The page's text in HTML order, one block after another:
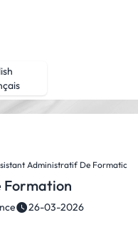
Administratif De Formation
26-03-2026